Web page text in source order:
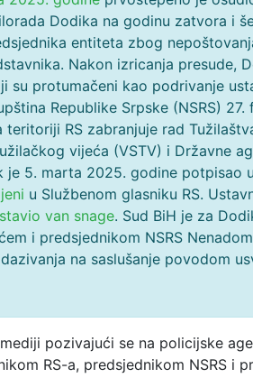
Dodika na godinu zatvora i
entiteta zbog
Nakon izricanja presude,
su protumačeni kao podrivanje
Republike Srpske (NSRS)
teritoriji RS zabranjuje rad
vijeća (VSTV) i Državne
je 5. marta 2025. godine potpisao
u Službenom glasniku RS.
van snage. Sud BiH je za
i predsjednikom NSRS
na saslušanje povodom
pozivajući se na policijske
RS-a, predsjednikom NSRS i